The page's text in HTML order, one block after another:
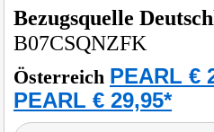
Bezugsquelle
B07CSQNZFK
Österreich PEARL €
PEARL € 29,95*